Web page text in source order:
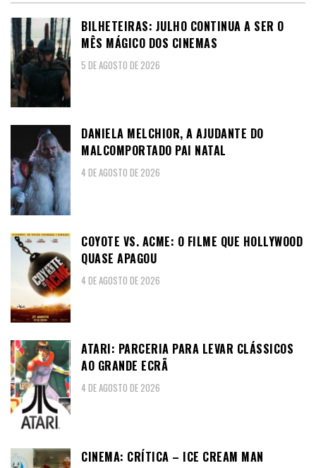
BILHETEIRAS: JULHO CONTINUA A SER O
MÊS MÁGICO DOS CINEMAS
5 DE AGOSTO DE 2026
DANIELA MELCHIOR, A AJUDANTE DO
MALCOMPORTADO PAI NATAL
4 DE AGOSTO DE 2026
COYOTE VS. ACME: O FILME QUE HOLLYWOOD
QUASE APAGOU
4 DE AGOSTO DE 2026
ATARI: PARCERIA PARA LEVAR CLÁSSICOS
AO GRANDE ECRÃ
4 DE AGOSTO DE 2026
CINEMA: CRÍTICA – ICE CREAM MAN